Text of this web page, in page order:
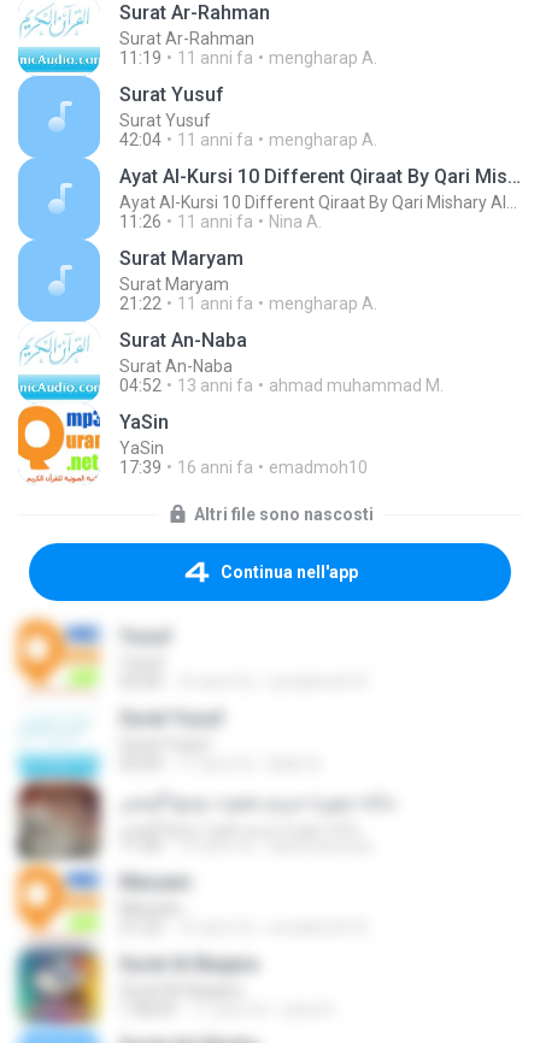
Surat Ar-Rahman
Surat Ar-Rahman
11:19
11 anni fa mengharap A.
Surat Yusuf
Surat Yusuf
42:04
11 anni fa mengharap A.
Ayat Al-Kursi 10 Different Qiraat By Qari Mishary Al-Rashid Al Afasy
11:26
11 anni fa Nina A.
Surat Maryam
Surat Maryam
21:22
11 anni fa mengharap A.
Surat An-Naba
Surat An-Naba
04:52
13 anni fa ahmad muhammad M.
Ya­Sin
Ya­Sin
17:39
16 anni fa emadmoh10
Altri file sono nascosti
Continua nell'app
Yusuf
Surat Yusuf
بداية سورة مريم بصوت وديع اليمني
Maryam
Surat Al-Baqara